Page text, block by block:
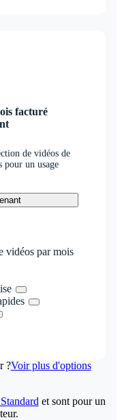
facturé
de vidéos de
pour un usage
vidéos par mois
?Voir plus d'options
et sont pour un